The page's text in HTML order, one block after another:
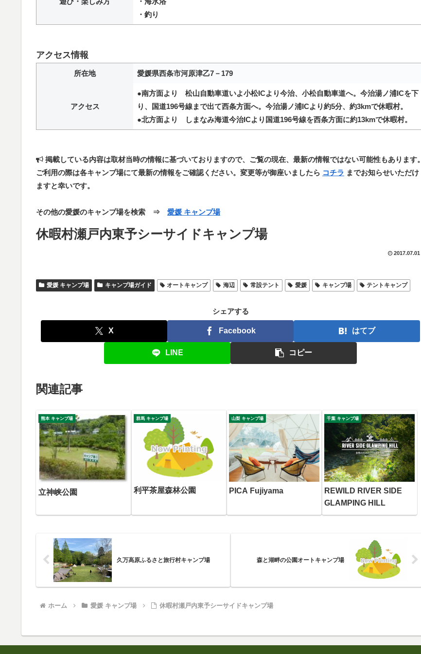
・釣り
アクセス情報
所在地 愛媛県西条市河原津乙7－179
アクセス
●南方面より 松山自動車道いよ小松ICより今治、小松自動車道へ。今治湯ノ浦ICを下
り、国道196号線まで出て西条方面へ。今治湯ノ浦ICより約5分、約3kmで休暇村。
●北方面より しまなみ海道今治ICより国道196号線を西条方面に約13kmで休暇村。
掲載している内容は取材当時の情報に基づいておりますので、ご覧の現在、最新の情報ではない可能性もあります。
ご利用の際は各キャンプ場にて最新の情報をご確認ください。変更等が御座いましたら コチラ までお知らせいただけ
ますと幸いです。
その他の愛媛のキャンプ場を検索 ⇒ 愛媛 キャンプ場
休暇村瀬戸内東予シーサイドキャンプ場
2017.07.01
愛媛 キャンプ場 キャンプ場ガイド オートキャンプ 海辺 常設テント 愛媛 キャンプ場 テントキャンプ
シェアする
X Facebook はてブ
LINE コピー
関連記事
熊本 キャンプ場
立神峡公園
群馬 キャンプ場
利平茶屋森林公園
山梨 キャンプ場
PICA Fujiyama
千葉 キャンプ場
REWILD RIVER SIDE
GLAMPING HILL
久万高原ふるさと旅行村キャンプ場 森と湖畔の公園オートキャンプ場
ホーム 愛媛 キャンプ場 休暇村瀬戸内東予シーサイドキャンプ場